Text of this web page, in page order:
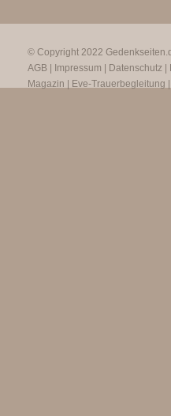
© Copyright 2022
AGB
Impressum Datenschutz
Magazin
Eve-Trauerbegleitung